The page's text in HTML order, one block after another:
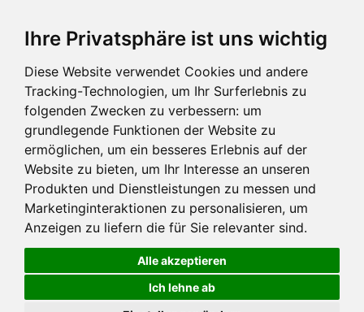
Ihre Privatsphäre ist uns wichtig
Diese Website verwendet Cookies und andere
Tracking-Technologien, um Ihr Surferlebnis zu
folgenden Zwecken zu verbessern: um
grundlegende Funktionen der Website zu
ermöglichen, um ein besseres Erlebnis auf der
Website zu bieten, um Ihr Interesse an unseren
Produkten und Dienstleistungen zu messen und
Marketinginteraktionen zu personalisieren, um
Anzeigen zu liefern die für Sie relevanter sind.
Alle akzeptieren
Ich lehne ab